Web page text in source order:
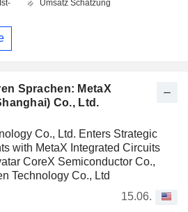
Sprachen: MetaX
Co., Ltd.
Co., Ltd. Enters Strategic
with MetaX Integrated Circuits
CoreX Semiconductor Co.,
Technology Co., Ltd
15.06.